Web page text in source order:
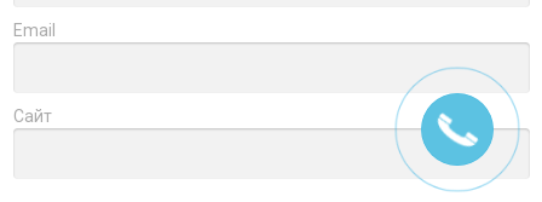
Email
Сайт